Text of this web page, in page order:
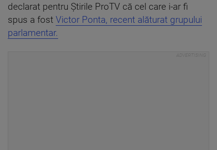
declarat pentru Știrile ProTV că cel care i-ar fi
spus a fost Victor Ponta, recent alăturat grupului
parlamentar.